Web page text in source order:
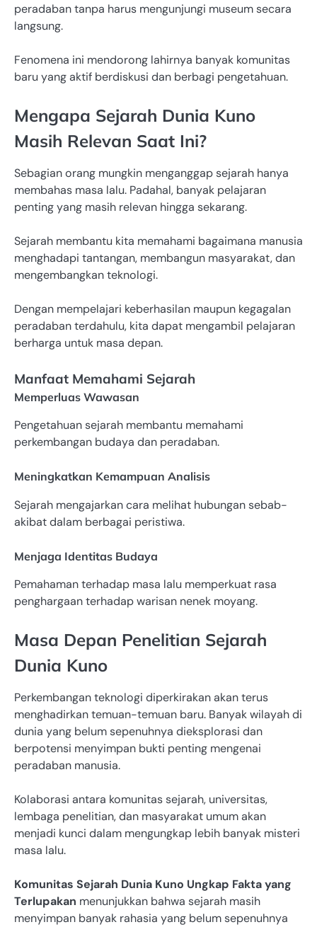
peradaban tanpa harus mengunjungi museum secara
langsung.
Fenomena ini mendorong lahirnya banyak komunitas
baru yang aktif berdiskusi dan berbagi pengetahuan.
Mengapa Sejarah Dunia Kuno
Masih Relevan Saat Ini?
Sebagian orang mungkin menganggap sejarah hanya
membahas masa lalu. Padahal, banyak pelajaran
penting yang masih relevan hingga sekarang.
Sejarah membantu kita memahami bagaimana manusia
menghadapi tantangan, membangun masyarakat, dan
mengembangkan teknologi.
Dengan mempelajari keberhasilan maupun kegagalan
peradaban terdahulu, kita dapat mengambil pelajaran
berharga untuk masa depan.
Manfaat Memahami Sejarah
Memperluas Wawasan
Pengetahuan sejarah membantu memahami
perkembangan budaya dan peradaban.
Meningkatkan Kemampuan Analisis
Sejarah mengajarkan cara melihat hubungan sebab-
akibat dalam berbagai peristiwa.
Menjaga Identitas Budaya
Pemahaman terhadap masa lalu memperkuat rasa
penghargaan terhadap warisan nenek moyang.
Masa Depan Penelitian Sejarah
Dunia Kuno
Perkembangan teknologi diperkirakan akan terus
menghadirkan temuan-temuan baru. Banyak wilayah di
dunia yang belum sepenuhnya dieksplorasi dan
berpotensi menyimpan bukti penting mengenai
peradaban manusia.
Kolaborasi antara komunitas sejarah, universitas,
lembaga penelitian, dan masyarakat umum akan
menjadi kunci dalam mengungkap lebih banyak misteri
masa lalu.
Komunitas Sejarah Dunia Kuno Ungkap Fakta yang
Terlupakan menunjukkan bahwa sejarah masih
menyimpan banyak rahasia yang belum sepenuhnya